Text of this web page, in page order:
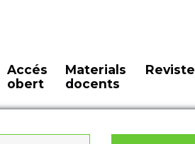
Accés
obert
Materials
docents